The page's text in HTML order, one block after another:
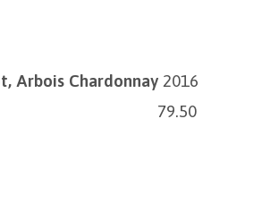
Arbois Chardonnay 2016